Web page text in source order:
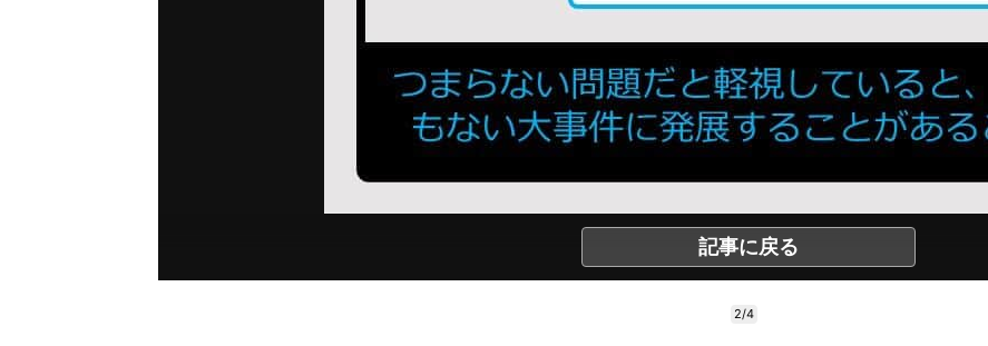
記事に戻る
2/4